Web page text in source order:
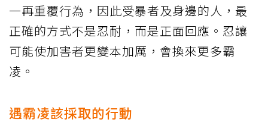
一再重覆行為，因此受暴者及身邊的人，最
正確的方式不是忍耐，而是正面回應。忍讓
可能使加害者更變本加厲，會換來更多霸
凌。
遇霸凌該採取的行動